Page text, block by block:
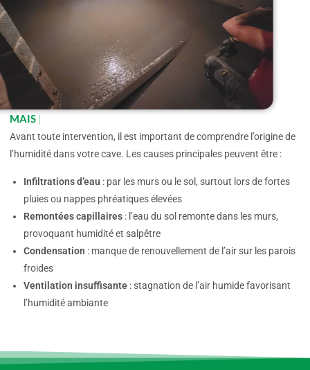
MAIS D'OÙ VIENT
Avant toute intervention, il est important de comprendre l’origine de
l’humidité dans votre cave. Les causes principales peuvent être :
Infiltrations d’eau : par les murs ou le sol, surtout lors de fortes
pluies ou nappes phréatiques élevées
Remontées capillaires : l’eau du sol remonte dans les murs,
provoquant humidité et salpêtre
Condensation : manque de renouvellement de l’air sur les parois
froides
Ventilation insuffisante : stagnation de l’air humide favorisant
l’humidité ambiante